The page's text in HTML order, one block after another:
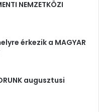
NEMZETKÖZI
érkezik a MAGYAR
augusztusi